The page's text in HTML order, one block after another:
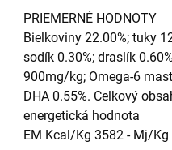
PRIEMERNÉ HODNOTY
Bielkoviny 22.00%; tuky
sodík 0.30%; draslík
900mg/kg; Omega-6
DHA 0.55%. Celkový
energetická hodnota
EM Kcal/Kg 3582 - Mj/Kg